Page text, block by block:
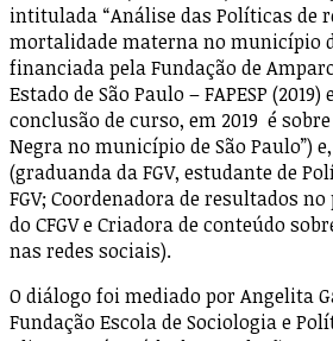
intitulada “Análise das Políticas de
mortalidade materna no município
financiada pela Fundação de
Estado de São Paulo – FAPESP
conclusão de curso, em 2019 é
Negra no município de São Paulo”)
(graduanda da FGV, estudante de
FGV; Coordenadora de resultados
do CFGV e Criadora de conteúdo
nas redes sociais).
O diálogo foi mediado por Angelita
Fundação Escola de Sociologia e